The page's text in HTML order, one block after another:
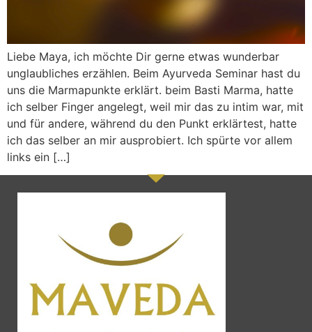
Liebe Maya, ich möchte Dir gerne etwas wunderbar
unglaubliches erzählen. Beim Ayurveda Seminar hast du
uns die Marmapunkte erklärt. beim Basti Marma, hatte
ich selber Finger angelegt, weil mir das zu intim war, mit
und für andere, während du den Punkt erklärtest, hatte
ich das selber an mir ausprobiert. Ich spürte vor allem
links ein […]